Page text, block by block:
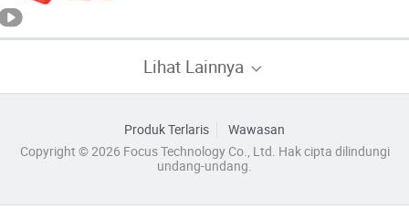
Lihat Lainnya
Produk Terlaris
Wawasan
Copyright © 2026 Focus Technology Co., Ltd. Hak cipta dilindungi
undang-undang.